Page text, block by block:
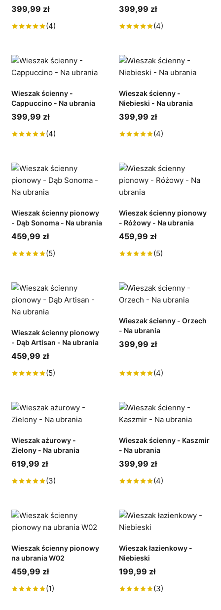
399,99 zł
(4)
399,99 zł
(4)
Wieszak ścienny -
Cappuccino - Na ubrania
399,99 zł
(4)
Wieszak ścienny -
Niebieski - Na ubrania
399,99 zł
(4)
Wieszak ścienny pionowy
- Dąb Sonoma - Na ubrania
459,99 zł
(5)
Wieszak ścienny pionowy
- Różowy - Na ubrania
459,99 zł
(5)
Wieszak ścienny pionowy
- Dąb Artisan - Na ubrania
459,99 zł
(5)
Wieszak ścienny - Orzech
- Na ubrania
399,99 zł
(4)
Wieszak ażurowy -
Zielony - Na ubrania
619,99 zł
(3)
Wieszak ścienny - Kaszmir
- Na ubrania
399,99 zł
(4)
Wieszak ścienny pionowy
na ubrania W02
459,99 zł
(1)
Wieszak łazienkowy -
Niebieski
199,99 zł
(3)